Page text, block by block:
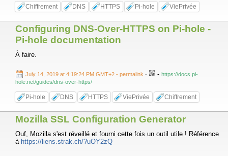
Chiffrement DNS HTTPS Pi-hole ViePrivée
Configuring DNS-Over-HTTPS on Pi-hole -
Pi-hole documentation
À faire.
July 14, 2019 at 4:19:24 PM GMT+2 - permalink - - https://docs.pi-
hole.net/guides/dns-over-https/
Pi-hole DNS HTTPS ViePrivée Chiffrement
Mozilla SSL Configuration Generator
Ouf, Mozilla s'est réveillé et fourni cette fois un outil utile ! Référence
à https://liens.strak.ch/?uOY2zQ